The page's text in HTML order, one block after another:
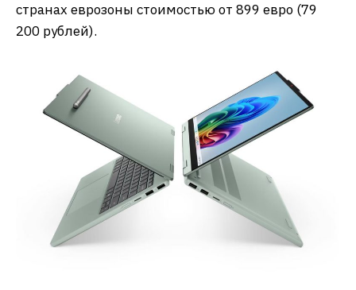
странах еврозоны стоимостью от 899 евро (79
200 рублей).